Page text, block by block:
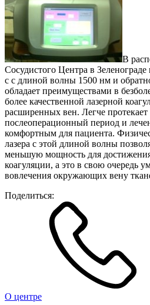
В
Сосудистого Центра в
с с длиной волны 1500 нм и
обладает преимуществами в
более качественной лазерной
расширенных вен. Легче
послеоперационный период и
комфортным для пациента.
лазера с этой длиной волны
меньшую мощность для
коагуляции, а это в свою очередь
вовлечения окружающих вену
Поделиться:
О центре